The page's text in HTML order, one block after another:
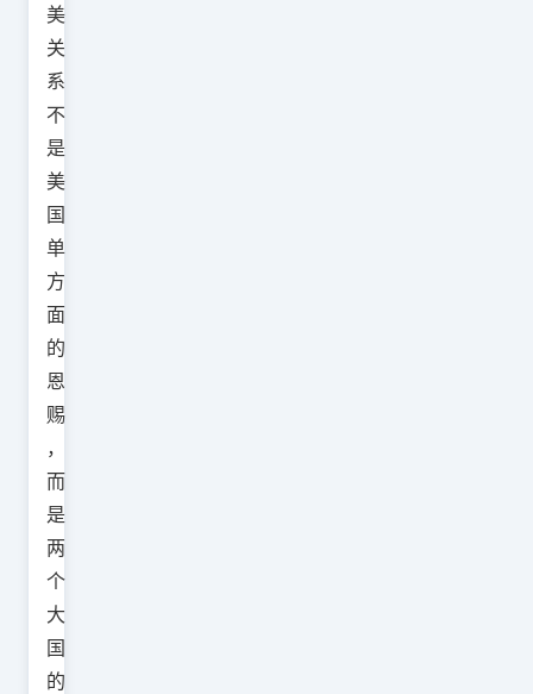
美
关
系
不
是
美
国
单
方
面
的
恩
赐
，
而
是
两
个
大
国
的